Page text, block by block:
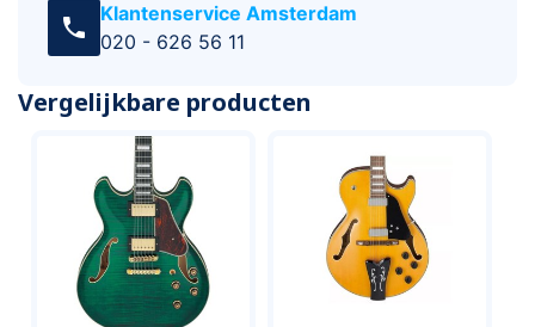
call
Klantenservice Amsterdam
020 - 626 56 11
Vergelijkbare producten